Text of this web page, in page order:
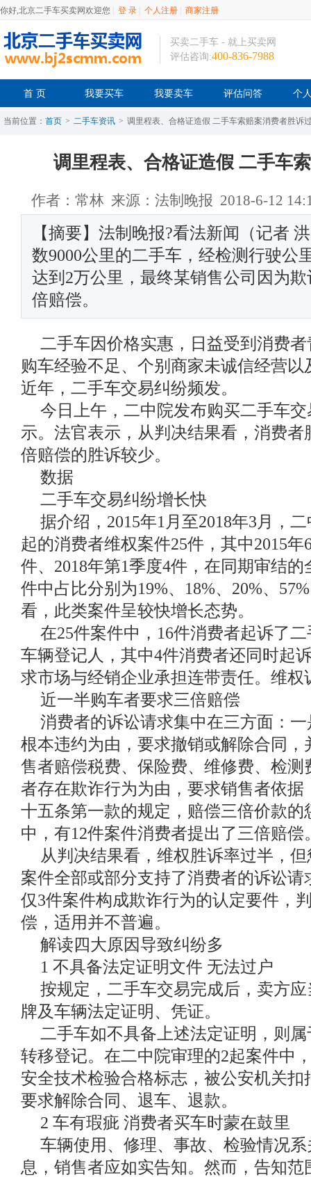
你好,北京二手车买卖网欢迎您 登 录 个人注册 商家注册
买卖二手车 - 就上买卖网
评估咨询:400-836-7988
首 页 我要买车 我要卖车 评估问答 个
当前位置： 首页 > 二手车资讯 > 调里程表、合格证造假 二手车索赔案消费者胜诉
调里程表、合格证造假 二手车
作者：常林 来源：法制晚报 2018-6-12
【摘要】法制晚报?看法新闻（记者
数9000公里的二手车，经检测行驶公
达到2万公里，最终某销售公司因为
倍赔偿。
二手车因价格实惠，日益受到消费
购车经验不足、个别商家未诚信经营
近年，二手车交易纠纷频发。
今日上午，二中院发布购买二手车
示。法官表示，从判决结果看，消费
倍赔偿的胜诉较少。
数据
二手车交易纠纷增长快
据介绍，2015年1月至2018年3月，
起的消费者维权案件25件，其中2015年
件、2018年第1季度4件，在同期审结
件中占比分别为19%、18%、20%、
看，此类案件呈较快增长态势。
在25件案件中，16件消费者起诉了
车辆登记人，其中4件消费者还同时起
求市场与经销企业承担连带责任。维权
近一半购车者要求三倍赔偿
消费者的诉讼请求集中在三方面：
根本违约为由，要求撤销或解除合同
售者赔偿税费、保险费、维修费、检
者存在欺诈行为为由，要求销售者依
十五条第一款的规定，赔偿三倍价款
中，有12件案件消费者提出了三倍赔偿
从判决结果看，维权胜诉率过半，
案件全部或部分支持了消费者的诉讼请
仅3件案件构成欺诈行为的认定要件，
偿，适用并不普遍。
解读四大原因导致纠纷多
1 不具备法定证明文件 无法过户
按规定，二手车交易完成后，卖方
牌及车辆法定证明、凭证。
二手车如不具备上述法定证明，则
转移登记。在二中院审理的2起案件中
安全技术检验合格标志，被公安机关
要求解除合同、退车、退款。
2 车有瑕疵 消费者买车时蒙在鼓里
车辆使用、修理、事故、检验情况
息，销售者应如实告知。然而，告知